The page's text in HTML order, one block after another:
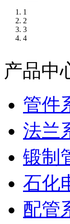
1
2
3
4
产品中
管件
法兰
锻制
石化
配管